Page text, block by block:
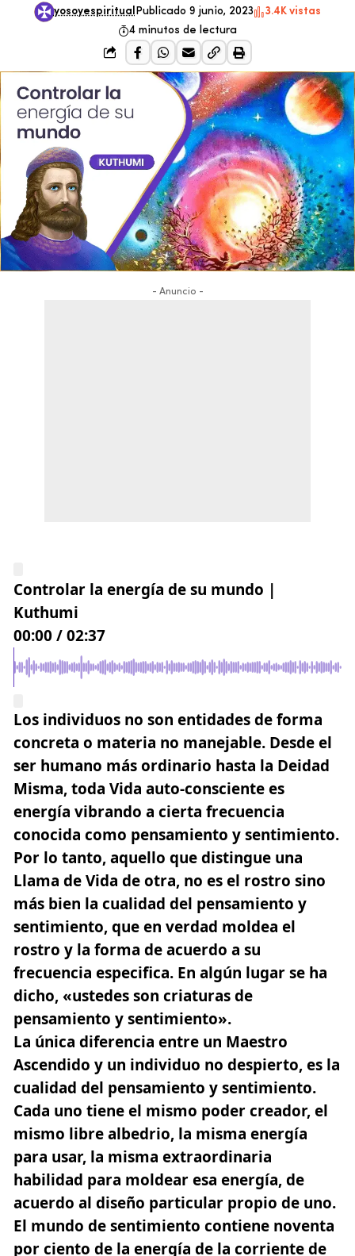
yosoyespiritual Publicado 9 junio, 2023
3.4K vistas
4 minutos de lectura
- Anuncio -
Controlar la energía de su mundo |
Kuthumi
00:00 /02:37
Los individuos no son entidades de forma
concreta o materia no manejable. Desde el
ser humano más ordinario hasta la Deidad
Misma,toda Vida auto-consciente es
energía vibrando a cierta frecuencia
conocida como pensamiento y sentimiento.
Por lo tanto, aquello que distingue una
Llama de Vida de otra, no es el rostro sino
más bien la cualidad del pensamiento y
sentimiento, que en verdad moldea el
rostro y la forma de acuerdo a su
frecuencia especifica. En algún lugar se ha
dicho, «ustedes son criaturas de
pensamiento y sentimiento».
La única diferencia entre un Maestro
Ascendido y un individuo no despierto, es la
cualidad del pensamiento y sentimiento.
Cada uno tiene el mismo poder creador,el
mismo libre albedrio, la misma energía
para usar, la misma extraordinaria
habilidad para moldear esa energía, de
acuerdo al diseño particular propio de uno.
El mundo de sentimiento contiene noventa
por ciento de la energía de la corriente de